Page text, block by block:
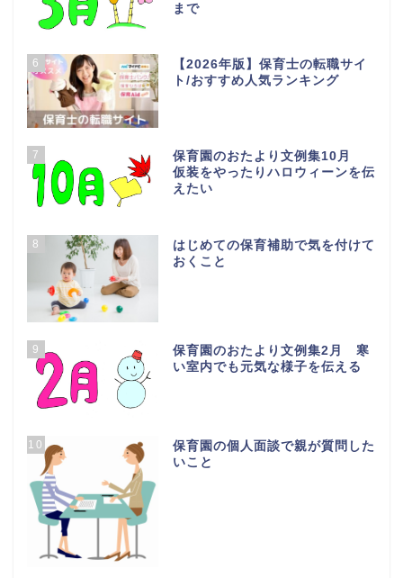
まで
6
【2026年版】保育士の転職サイ
ト/おすすめ人気ランキング
7
保育園のおたより文例集10月
仮装をやったりハロウィーンを伝
えたい
8
はじめての保育補助で気を付けて
おくこと
9
保育園のおたより文例集2月 寒
い室内でも元気な様子を伝える
10
保育園の個人面談で親が質問した
いこと